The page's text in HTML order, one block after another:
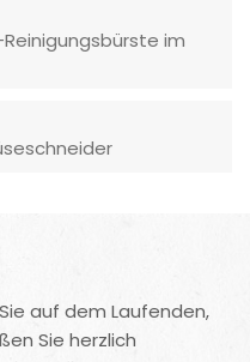
im
auf dem Laufenden,
Sie herzlich